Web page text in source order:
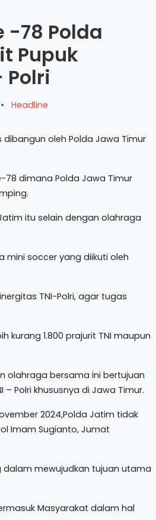
-78 Polda
Pupuk
Polri
• Headline
dibangun oleh Polda Jawa Timur
78 dimana Polda Jawa Timur
itu selain dengan olahraga
mini soccer yang diikuti oleh
TNI-Polri, agar tugas
1.800 prajurit TNI maupun
olahraga bersama ini bertujuan
Polri khususnya di Jawa Timur.
2024,Polda Jatim tidak
Imam Sugianto, Jumat
mewujudkan tujuan utama
Masyarakat dalam hal